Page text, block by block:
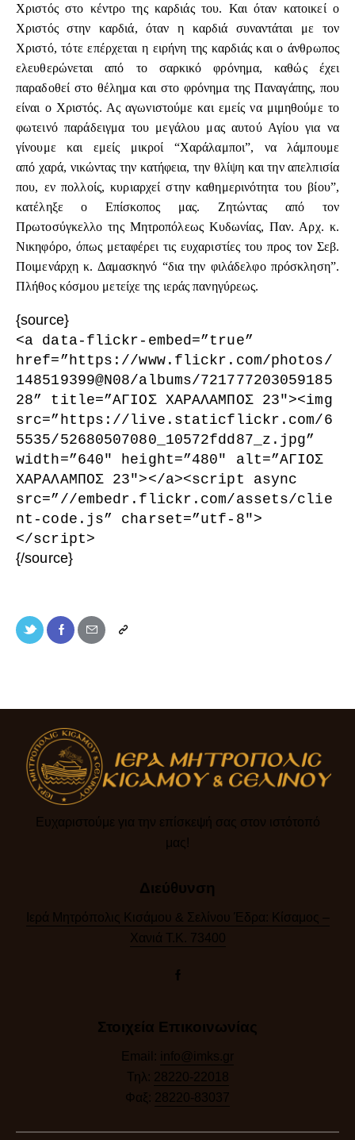
Χριστός στο κέντρο της καρδιάς του. Και όταν κατοικεί ο
Χριστός στην καρδιά, όταν η καρδιά συναντάται με τον
Χριστό, τότε επέρχεται η ειρήνη της καρδιάς και ο άνθρωπος
ελευθερώνεται από το σαρκικό φρόνημα, καθώς έχει
παραδοθεί στο θέλημα και στο φρόνημα της Παναγάπης, που
είναι ο Χριστός. Ας αγωνιστούμε και εμείς να μιμηθούμε το
φωτεινό παράδειγμα του μεγάλου μας αυτού Αγίου για να
γίνουμε και εμείς μικροί “Χαράλαμποι”, να λάμπουμε
από χαρά, νικώντας την κατήφεια, την θλίψη και την απελπισία
που, εν πολλοίς, κυριαρχεί στην καθημερινότητα του βίου”,
κατέληξε ο Επίσκοπος μας. Ζητώντας από τον
Πρωτοσύγκελλο της Μητροπόλεως Κυδωνίας, Παν. Αρχ. κ.
Νικηφόρο, όπως μεταφέρει τις ευχαριστίες του προς τον Σεβ.
Ποιμενάρχη κ. Δαμασκηνό “δια την φιλάδελφο πρόσκληση”.
Πλήθος κόσμου μετείχε της ιεράς πανηγύρεως.
{source}
<a data-flickr-embed=”true”
href=”https: //www.flickr.com/photos/
148519399@N08/albums/721777203059185
28” title=”ΑΓΙΟΣ ΧΑΡΑΛΑΜΠΟΣ 23″><img
src=”https://live.staticflickr.com/6
5535/52680507080_10572fdd87_z.jpg”
width=”640″ height=”480″ alt=”ΑΓΙΟΣ
ΧΑΡΑΛΑΜΠΟΣ 23″></a><script async
src=”//embedr.flickr.com/assets/clie
nt-code.js” charset=”utf-8″>
</script>
{/source}
Ευχαριστούμε για την επίσκεψή σας στον ιστότοπό
μας!​
Διεύθυνση
Ιερά Μητρόπολις Κισάμου & Σελίνου Έδρα: Κίσαμος –
Χανιά Τ.Κ. 73400
Στοιχεία Επικοινωνίας
Email: info@imks.gr
Τηλ: 28220-22018
Φαξ: 28220-83037